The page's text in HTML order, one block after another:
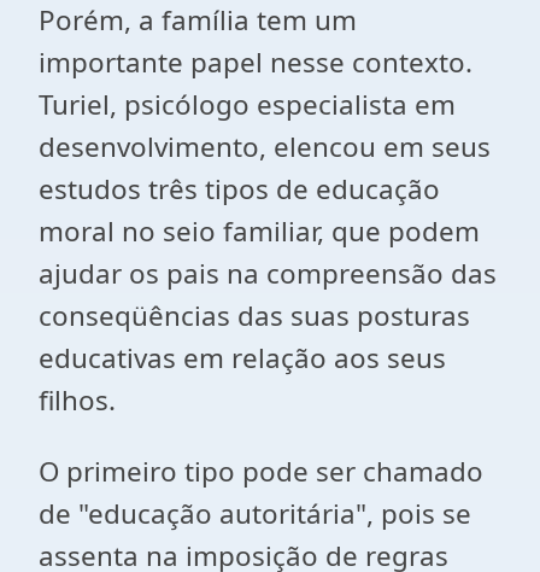
Porém, a família tem um
importante papel nesse contexto.
Turiel, psicólogo especialista em
desenvolvimento, elencou em seus
estudos três tipos de educação
moral no seio familiar, que podem
ajudar os pais na compreensão das
conseqüências das suas posturas
educativas em relação aos seus
filhos.
O primeiro tipo pode ser chamado
de "educação autoritária", pois se
assenta na imposição de regras